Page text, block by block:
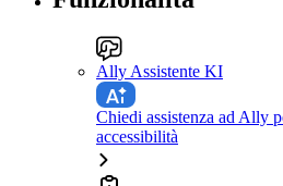
Ally Assistente KI
Chiedi assistenza ad Ally
accessibilità